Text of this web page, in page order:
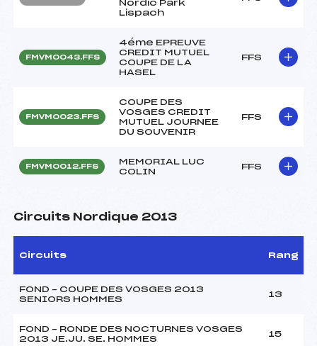
Nordic Park
Lispach
FMVM0043.FFS
4éme EPREUVE
CREDIT MUTUEL
COUPE DE LA
HASEL
FFS
FMVM0023.FFS
COUPE DES
VOSGES CREDIT
MUTUEL JOURNEE
DU SOUVENIR
FFS
FMVM0012.FFS
MEMORIAL LUC
COLIN
FFS
Circuits Nordique 2013
Circuits Rang
FOND – COUPE DES VOSGES 2013
SENIORS HOMMES
13
FOND – RONDE DES NOCTURNES VOSGES
2013 JE.JU. SE. HOMMES
15